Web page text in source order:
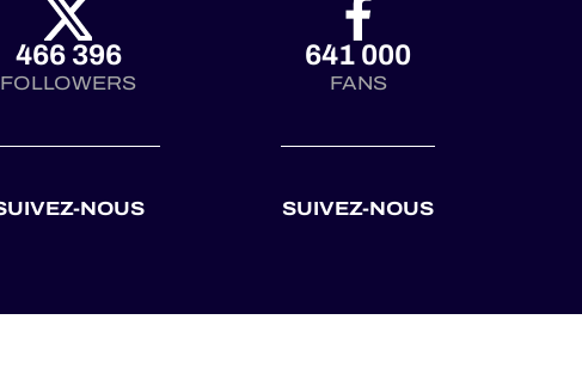
466 396
FOLLOWERS
NOUS
641 000
FANS
SUIVEZ-NOUS